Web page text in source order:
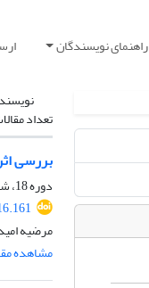
راهنمای نویسندگان
تعداد
بررسی
دوره 18، شماره 116، مهر 1400، صفحه
مرضیه
مشاهده